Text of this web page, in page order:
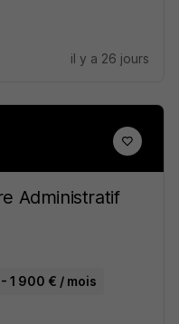
il y a 26 jours
Administratif
1 900 € / mois